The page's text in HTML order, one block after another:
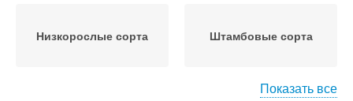
Низкорослые сорта Штамбовые сорта
Показать все